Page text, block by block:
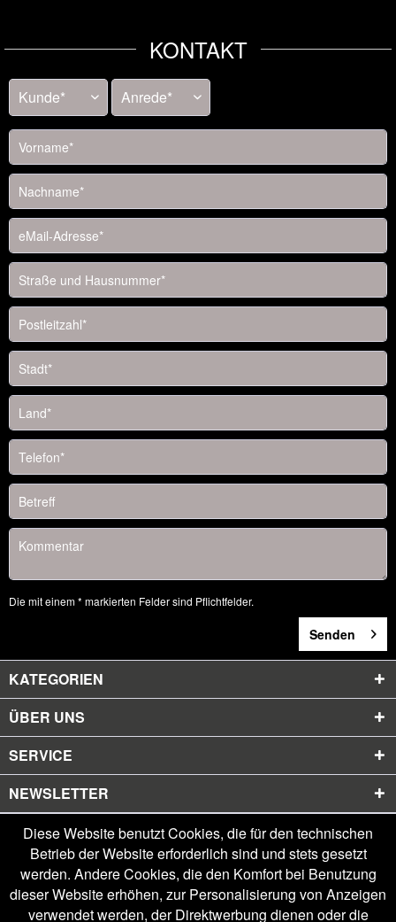
KONTAKT
Die mit einem * markierten Felder sind Pflichtfelder.
Senden
KATEGORIEN
ÜBER UNS
SERVICE
NEWSLETTER
Diese Website benutzt Cookies, die für den technischen
Betrieb der Website erforderlich sind und stets gesetzt
werden. Andere Cookies, die den Komfort bei Benutzung
dieser Website erhöhen, zur Personalisierung von Anzeigen
verwendet werden, der Direktwerbung dienen oder die